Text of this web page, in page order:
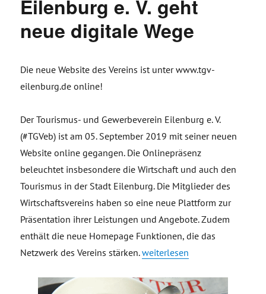
Eilenburg e. V. geht
neue digitale Wege
Die neue Website des Vereins ist unter www.tgv-
eilenburg.de online!
Der Tourismus- und Gewerbeverein Eilenburg e. V.
(#TGVeb) ist am 05. September 2019 mit seiner neuen
Website online gegangen. Die Onlinepräsenz
beleuchtet insbesondere die Wirtschaft und auch den
Tourismus in der Stadt Eilenburg. Die Mitglieder des
Wirtschaftsvereins haben so eine neue Plattform zur
Präsentation ihrer Leistungen und Angebote. Zudem
enthält die neue Homepage Funktionen, die das
Netzwerk des Vereins stärken.„Tourismus- und
weiterlesen